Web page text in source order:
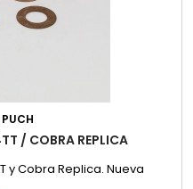
PUCH
/ COBRA REPLICA
y Cobra Replica. Nueva